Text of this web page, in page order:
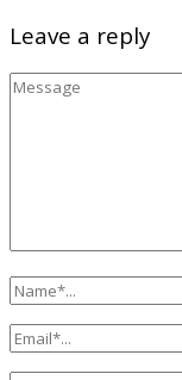
Leave a reply